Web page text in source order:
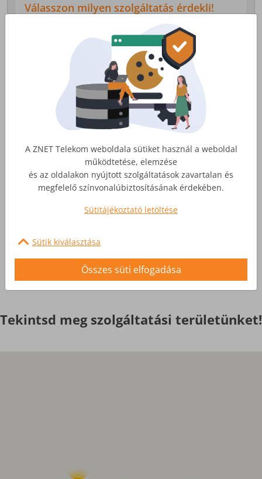
Válasszon milyen szolgáltatás érdekli!
Lakossági Internet
Otthoni internet, telefon és tv
szolgáltatás
Érdekel
Üzleti Internet
szolgáltatások
Tekintsd meg szolgáltatási területünket!
A ZNET Telekom weboldala sütiket használ a weboldal
működtetése, elemzése
és az oldalakon nyújtott szolgáltatások zavartalan és
megfelelő színvonalúbiztosításának érdekében.
Sütitájékoztató letöltése
Sütik kiválasztása
Összes süti elfogadása